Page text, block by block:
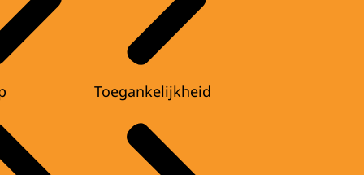
Toegankelijkheid